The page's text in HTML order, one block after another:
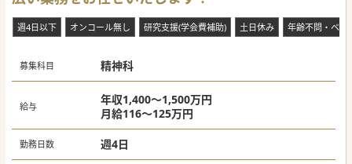
週4日以下 オンコール無し 研究支援(学会費補助) 土日休み 年齢不問・ベテ
募集科目 精神科
給与
年収1,400～1,500万円
月給116～125万円
勤務日数 週4日